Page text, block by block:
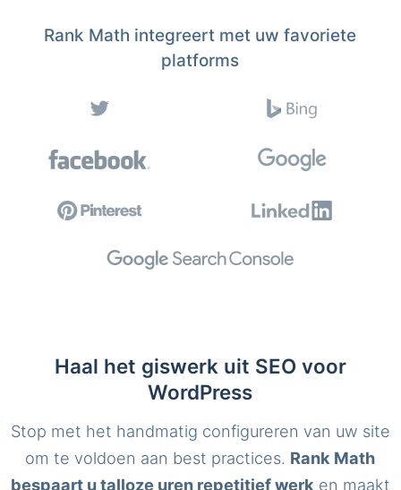
Rank Math integreert met uw favoriete
platforms
Haal het giswerk uit SEO voor
WordPress
Stop met het handmatig configureren van uw site
om te voldoen aan best practices. Rank Math
bespaart u talloze uren repetitief werk en maakt